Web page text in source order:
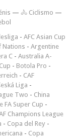
— 🚴 Ciclismo —
- AFC Asian Cup
Nations - Argentine
C - Australia A-
- Botola Pro -
- CAF
Liga -
Two - China
FA Super Cup -
Champions League
- Copa del Rey -
- Copa